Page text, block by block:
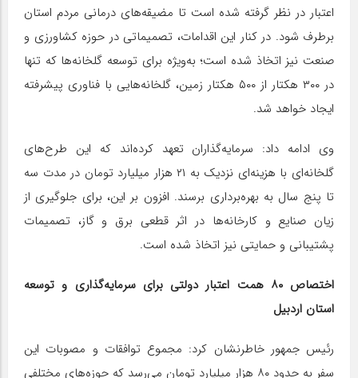
اعتبار در نظر گرفته شده است تا مضیقه‌های درمانی مردم استان
برطرف شود. در کنار این اقدامات، تصمیماتی در حوزه کشاورزی و
صنعت نیز اتخاذ شده است؛ به‌ویژه برای توسعه گلخانه‌ها که تنها
در ۳۰۰ هکتار از ۵۰۰ هکتار زمین، گلخانه‌هایی با فناوری پیشرفته
ایجاد خواهد شد.
وی ادامه داد: سرمایه‌گذاران تعهد کرده‌اند که این طرح‌های
گلخانه‌ای با هزینه‌ای نزدیک به ۲۱ هزار میلیارد تومان در مدت سه
تا پنج سال به بهره‌برداری برسند. افزون بر این، برای جلوگیری از
زیان صنایع و کارخانه‌ها در اثر قطعی برق و گاز، تصمیمات
پشتیبانی و حمایتی نیز اتخاذ شده است.
اختصاص ۸۰ همت اعتبار دولتی برای سرمایه‌گذاری و توسعه
استان اردبیل
رئیس جمهور خاطرنشان کرد: مجموع توافقات و مصوبات این
سفر به حدود ۸۰ هزار میلیارد تومان می‌رسد که حوزه‌های مختلفی